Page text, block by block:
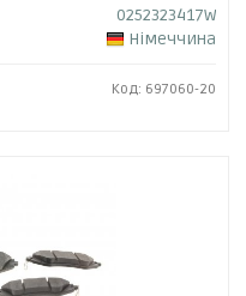
0252323417W
Німеччина
Код: 697060-20